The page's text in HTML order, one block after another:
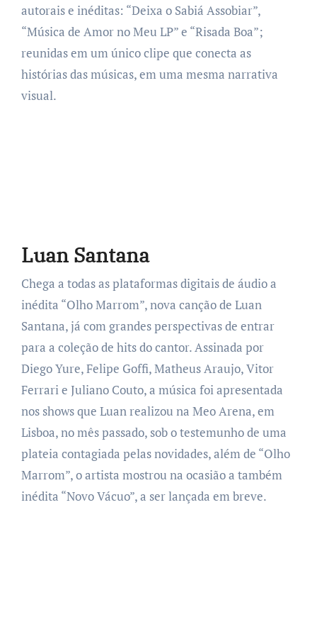
autorais e inéditas: “Deixa o Sabiá Assobiar”,
“Música de Amor no Meu LP” e “Risada Boa”;
reunidas em um único clipe que conecta as
histórias das músicas, em uma mesma narrativa
visual.
Luan Santana
Chega a todas as plataformas digitais de áudio a
inédita “Olho Marrom”, nova canção de Luan
Santana, já com grandes perspectivas de entrar
para a coleção de hits do cantor. Assinada por
Diego Yure, Felipe Goffi, Matheus Araujo, Vitor
Ferrari e Juliano Couto, a música foi apresentada
nos shows que Luan realizou na Meo Arena, em
Lisboa, no mês passado, sob o testemunho de uma
plateia contagiada pelas novidades, além de “Olho
Marrom”, o artista mostrou na ocasião a também
inédita “Novo Vácuo”, a ser lançada em breve.